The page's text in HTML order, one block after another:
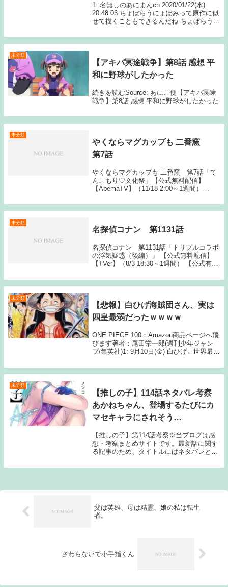
1: 名無しのあにまんch 2020/01/22(水)
20:48:03 ちょぼらうにょぽみって原作に似
せて描くこともできるんだね ちょぼらうに
☆あいまいみー・けもみ Source: あ...
未分類
【アキバ冥途戦争】第8話 感想 平
和に野球がしたかった
続きを読むSource: あにこ便【アキバ冥途
戦争】第8話 感想 平和に野球がしたかった
未分類
やくならマグカップも 二番窯
第7話
やくならマグカップも 二番窯 第7話「て
んこもり♡文化祭」【公式無料配信】
【AbemaTV】（11/18 2:00～1週間）
料配信】【Hulu】 【U-NEXT】
【AbemaTV】【A...
未分類
名探偵コナン 第1131話
名探偵コナン 第1131話「トリプルコラボ
の浮気疑惑（後編）」 【公式無料配信】
【TVer】（8/3 18:30～1週間） 【公式有料
ライム】 【バンダイ】 【G Source: N...
未分類
【悲報】白ひげ海賊団さん、実は
四皇最弱だったｗｗｗｗ
ONE PIECE 100：Amazon商品ページへ飛
びます著者：尾田栄一郎(週刊少年ジャン
プ/集英社)1: 9月10日(金) 白ひげ←世界最強
い雑魚、ピストルが貫通するクソ雑魚やわ
らか戦車 マルコ←世...
未分類
【推しの子】114話ネタバレ考察
あかねちゃん、登場するたびにカ
マセキャラにされそう…
【推しの子】第114話考察※当ブログは感
想・考察まとめサイトです。最新話に関す
る記事のため、タイトルにはネタバレと注
きおこしやスクリーンショットの画像、雑
父は英雄、母は精霊、娘の私は転生
者。
さわらないで小手指くん